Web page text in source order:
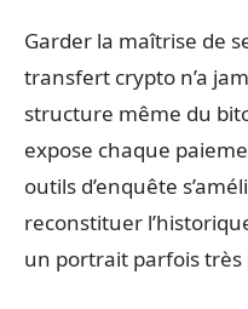
Garder la maîtrise de
transfert crypto n’a
structure même du
expose chaque
outils d’enquête
reconstituer
un portrait parfois très